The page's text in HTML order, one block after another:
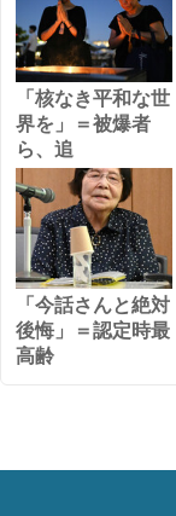
「核なき平和な世
界を」＝被爆者
ら、追
「今話さんと絶対
後悔」＝認定時最
高齢